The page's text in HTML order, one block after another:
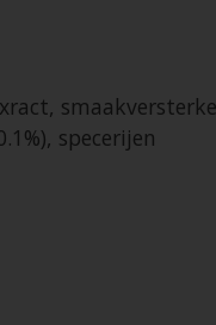
specerijen